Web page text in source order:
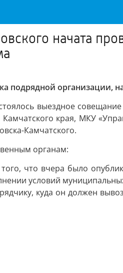
начата
подрядной организации,
выездное
края, МКУ
Камчатского.
органам:
что вчера было
условий
куда он должен